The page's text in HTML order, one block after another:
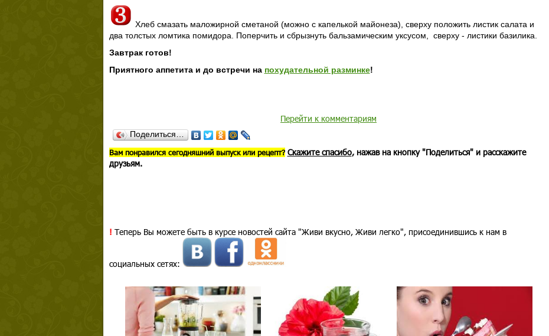
Хлеб смазать маложирной сметаной (можно с капелькой майонеза), сверху положить листик салата и
два толстых ломтика помидора. Поперчить и сбрызнуть бальзамическим уксусом, сверху - листики базилика.
Завтрак готов!
Приятного аппетита и до встречи на похудательной разминке!
Перейти к комментариям
Поделиться…
Вам понравился сегодняшний выпуск или рецепт? Скажите спасибо, нажав на кнопку "Поделиться" и расскажите
друзьям.
! Теперь Вы можете быть в курсе новостей сайта "Живи вкусно, Живи легко", присоединившись к нам в
социальных сетях: